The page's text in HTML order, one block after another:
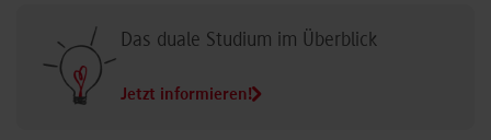
Das duale Studium im Überblick
Jetzt informieren!